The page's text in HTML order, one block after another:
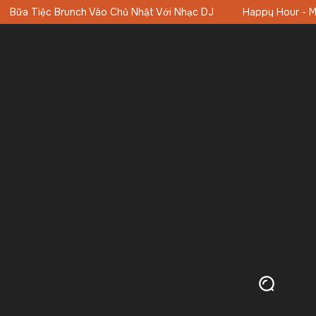
Happy Hour - Mua 1 Tặng 1 16:00-19:00 (11:00-19:00 Thứ Bảy-